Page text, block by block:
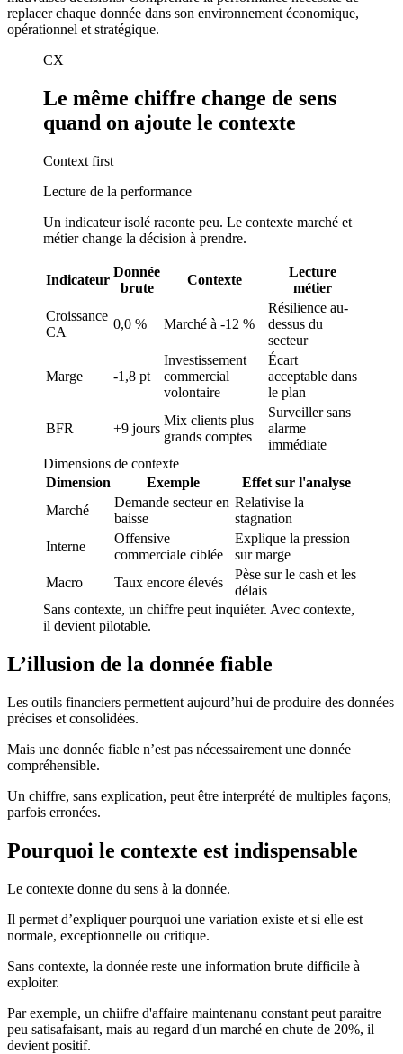
replacer chaque donnée dans son environnement économique,
opérationnel et stratégique.
CX
Le même chiffre change de sens
quand on ajoute le contexte
Context first
Lecture de la performance
Un indicateur isolé raconte peu. Le contexte marché et
métier change la décision à prendre.
Indicateur
Donnée
brute
Contexte
Lecture
métier
Croissance
CA
0,0 % Marché à -12 %
Résilience au-
dessus du
secteur
Marge -1,8 pt
Investissement
commercial
volontaire
Écart
acceptable dans
le plan
BFR +9 jours
Mix clients plus
grands comptes
Surveiller sans
alarme
immédiate
Dimensions de contexte
Dimension
Exemple
Effet sur l'analyse
Marché
Demande secteur en
baisse
Relativise la
stagnation
Interne
Offensive
commerciale ciblée
Explique la pression
sur marge
Macro
Taux encore élevés
Pèse sur le cash et les
délais
Sans contexte, un chiffre peut inquiéter. Avec contexte,
il devient pilotable.
L’illusion de la donnée fiable
Les outils financiers permettent aujourd’hui de produire des données
précises et consolidées.
Mais une donnée fiable n’est pas nécessairement une donnée
compréhensible.
Un chiffre, sans explication, peut être interprété de multiples façons,
parfois erronées.
Pourquoi le contexte est indispensable
Le contexte donne du sens à la donnée.
Il permet d’expliquer pourquoi une variation existe et si elle est
normale, exceptionnelle ou critique.
Sans contexte, la donnée reste une information brute difficile à
exploiter.
Par exemple, un chiifre d'affaire maintenanu constant peut paraitre
peu satisafaisant, mais au regard d'un marché en chute de 20%, il
devient positif.